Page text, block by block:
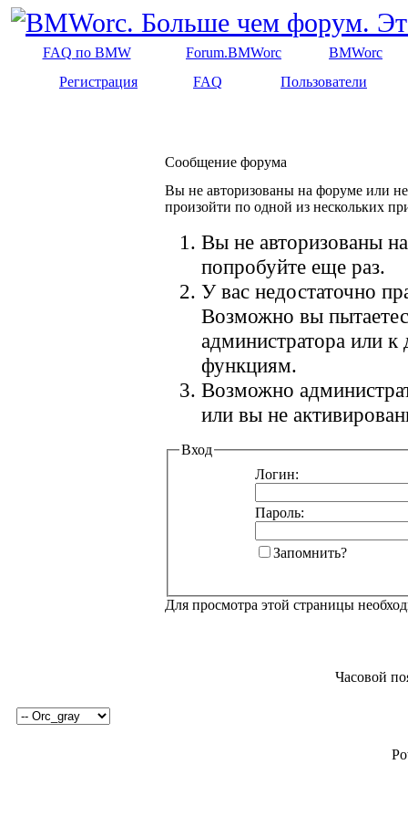
FAQ по BMW Forum.BMWorc
BMWorc
Регистрация
FAQ Пользователи
Сообщение форума
Вы не авторизованы на форуме или
произойти по одной из нескольких
Вы не авторизованы
попробуйте еще раз.
У вас недостаточно
Возможно вы
администратора или
функциям.
Возможно
или вы не
Вход
Логин:
Пароль:
Запомнить?
Для просмотра этой страницы
Часовой